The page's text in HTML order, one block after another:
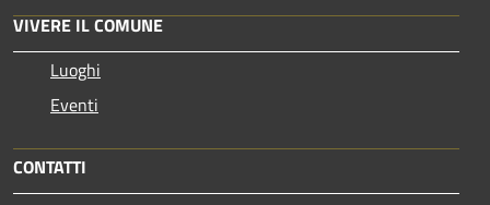
VIVERE IL COMUNE
Luoghi
Eventi
CONTATTI